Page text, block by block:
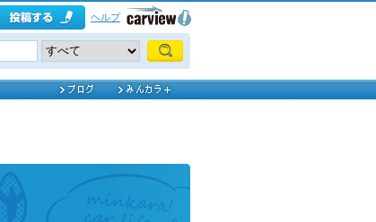
ヘルプ